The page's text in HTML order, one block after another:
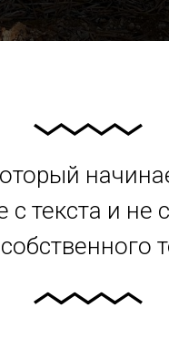
с текста и не